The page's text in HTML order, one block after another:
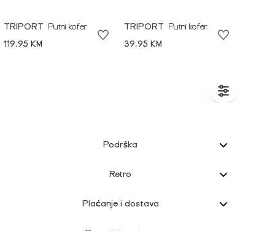
TRIPORT
Putni kofer
119,95 KM
TRIPORT
Putni kofer
39,95 KM
Podrška
Retro
Plaćanje i dostava